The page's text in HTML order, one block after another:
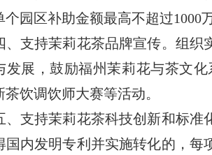
个园区补助金额最高不超过1000
、支持茉莉花茶品牌宣传。 组织
发展，鼓励福州茉莉花与茶文
茶饮调饮师大赛等活动。
、支持茉莉花茶科技创新和标准
国内发明专利并实施转化的，每